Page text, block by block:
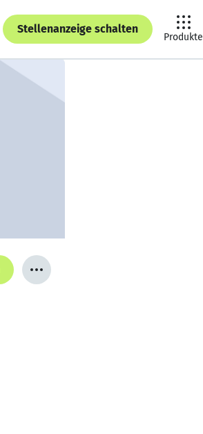
Stellenanzeige schalten
Produkte